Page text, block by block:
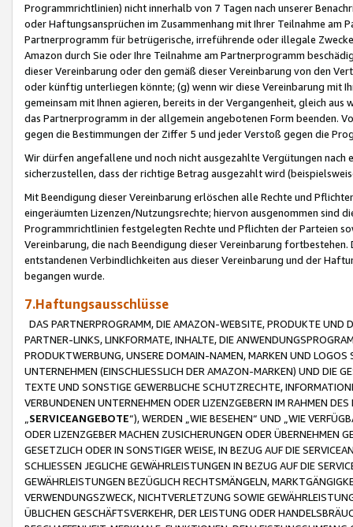
Programmrichtlinien) nicht innerhalb von 7 Tagen nach unserer
oder Haftungsansprüchen im Zusammenhang mit Ihrer Teilnahme am
Partnerprogramm für betrügerische, irreführende oder illegale
Amazon durch Sie oder Ihre Teilnahme am Partnerprogramm
dieser Vereinbarung oder den gemäß dieser Vereinbarung von den
oder künftig unterliegen könnte; (g) wenn wir diese Vereinbarung mit
gemeinsam mit Ihnen agieren, bereits in der Vergangenheit, gleich
das Partnerprogramm in der allgemein angebotenen Form beenden.
gegen die Bestimmungen der Ziffer 5 und jeder Verstoß gegen die
Wir dürfen angefallene und noch nicht ausgezahlte Vergütungen
sicherzustellen, dass der richtige Betrag ausgezahlt wird
Mit Beendigung dieser Vereinbarung erlöschen alle Rechte und
eingeräumten Lizenzen/Nutzungsrechte; hiervon ausgenommen sind
Programmrichtlinien festgelegten Rechte und Pflichten der Parteien
Vereinbarung, die nach Beendigung dieser Vereinbarung
entstandenen Verbindlichkeiten aus dieser Vereinbarung und der
begangen wurde.
7.Haftungsausschlüsse
DAS PARTNERPROGRAMM, DIE AMAZON-WEBSITE, PRODUKTE UND
PARTNER-LINKS, LINKFORMATE, INHALTE, DIE
PRODUKTWERBUNG, UNSERE DOMAIN-NAMEN, MARKEN UND
UNTERNEHMEN (EINSCHLIESSLICH DER AMAZON-MARKEN) UND DIE
TEXTE UND SONSTIGE GEWERBLICHE SCHUTZRECHTE,
VERBUNDENEN UNTERNEHMEN ODER LIZENZGEBERN IM RAHMEN
SERVICEANGEBOTE“), WERDEN „WIE BESEHEN“ UND „WIE
ODER LIZENZGEBER MACHEN ZUSICHERUNGEN ODER ÜBERNEHMEN
GESETZLICH ODER IN SONSTIGER WEISE, IN BEZUG AUF DIE
SCHLIESSEN JEGLICHE GEWÄHRLEISTUNGEN IN BEZUG AUF DIE
GEWÄHRLEISTUNGEN BEZÜGLICH RECHTSMÄNGELN,
VERWENDUNGSZWECK, NICHTVERLETZUNG SOWIE
ÜBLICHEN GESCHÄFTSVERKEHR, DER LEISTUNG ODER